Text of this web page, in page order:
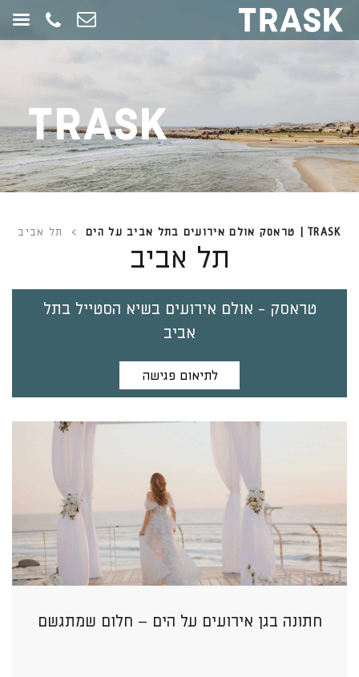
תחילתו
כדי
לעבור
לאזור
תוכן
TRASK | טראסק אולם אירועים בתל אביב על הים > תל אביב
תל אביב
טראסק - אולם אירועים בשיא הסטייל בתל
אביב
לתיאום פגישה
חתונה בגן אירועים על הים – חלום שמתגשם